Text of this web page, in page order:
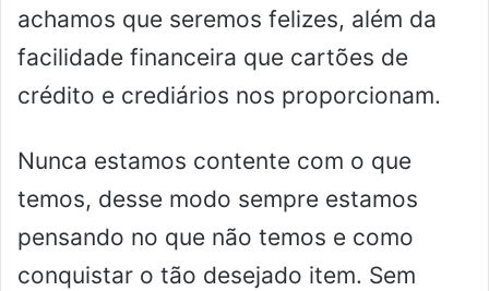
achamos que seremos felizes, além da
facilidade financeira que cartões de
crédito e crediários nos proporcionam.
Nunca estamos contente com o que
temos, desse modo sempre estamos
pensando no que não temos e como
conquistar o tão desejado item. Sem